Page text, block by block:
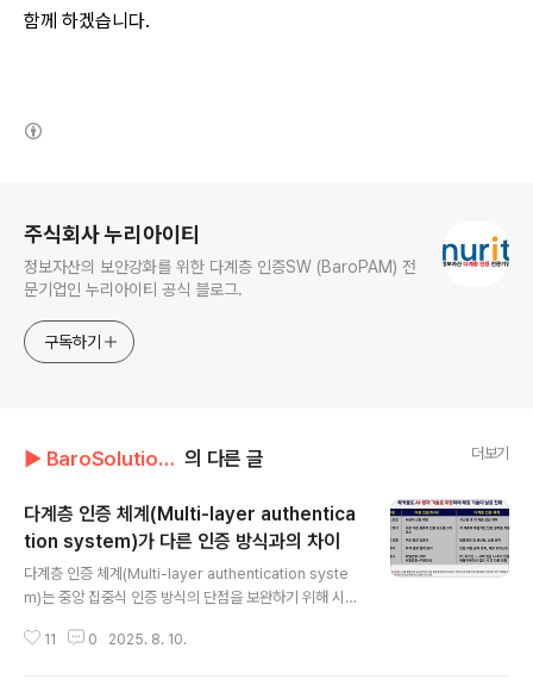
함께 하겠습니다.
주식회사 누리아이티
정보자산의 보안강화를 위한 다계층 인증SW (BaroPAM) 전
문기업인 누리아이티 공식 블로그.
구독하기
▶ BaroSolution/기술문서 의 다른 글 더보기
다계층 인증 체계(Multi-layer authentica
tion system)가 다른 인증 방식과의 차이
다계층 인증 체계(Multi-layer authentication syste
m)는 중앙 집중식 인증 방식의 단점을 보완하기 위해 시스
미한다. 이는 시스템 전체에 걸쳐 방어선을 촘촘한 그물망
11 0 2025. 8. 10.